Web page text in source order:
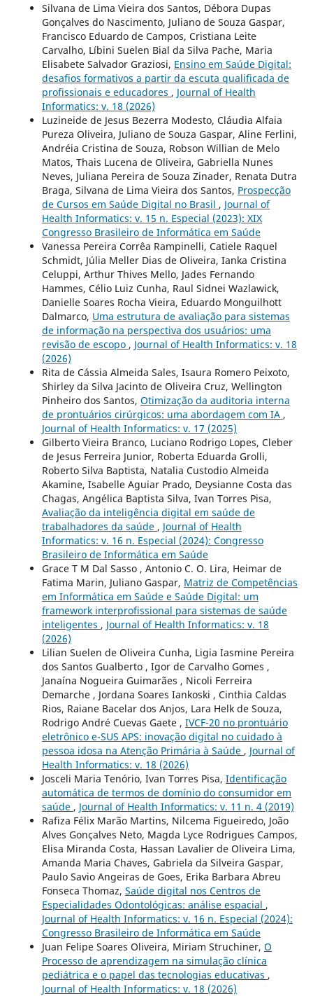
Silvana de Lima Vieira dos Santos, Débora Dupas
Gonçalves do Nascimento, Juliano de Souza Gaspar,
Francisco Eduardo de Campos, Cristiana Leite
Carvalho, Líbini Suelen Bial da Silva Pache, Maria
Elisabete Salvador Graziosi, Ensino em Saúde Digital:
desafios formativos a partir da escuta qualificada de
profissionais e educadores , Journal of Health
Informatics: v. 18 (2026)
Luzineide de Jesus Bezerra Modesto, Cláudia Alfaia
Pureza Oliveira, Juliano de Souza Gaspar, Aline Ferlini,
Andréia Cristina de Souza, Robson Willian de Melo
Matos, Thais Lucena de Oliveira, Gabriella Nunes
Neves, Juliana Pereira de Souza Zinader, Renata Dutra
Braga, Silvana de Lima Vieira dos Santos, Prospecção
de Cursos em Saúde Digital no Brasil , Journal of
Health Informatics: v. 15 n. Especial (2023): XIX
Congresso Brasileiro de Informática em Saúde
Vanessa Pereira Corrêa Rampinelli, Catiele Raquel
Schmidt, Júlia Meller Dias de Oliveira, Ianka Cristina
Celuppi, Arthur Thives Mello, Jades Fernando
Hammes, Célio Luiz Cunha, Raul Sidnei Wazlawick,
Danielle Soares Rocha Vieira, Eduardo Monguilhott
Dalmarco, Uma estrutura de avaliação para sistemas
de informação na perspectiva dos usuários: uma
revisão de escopo , Journal of Health Informatics: v. 18
(2026)
Rita de Cássia Almeida Sales, Isaura Romero Peixoto,
Shirley da Silva Jacinto de Oliveira Cruz, Wellington
Pinheiro dos Santos, Otimização da auditoria interna
de prontuários cirúrgicos: uma abordagem com IA ,
Journal of Health Informatics: v. 17 (2025)
Gilberto Vieira Branco, Luciano Rodrigo Lopes, Cleber
de Jesus Ferreira Junior, Roberta Eduarda Grolli,
Roberto Silva Baptista, Natalia Custodio Almeida
Akamine, Isabelle Aguiar Prado, Deysianne Costa das
Chagas, Angélica Baptista Silva, Ivan Torres Pisa,
Avaliação da inteligência digital em saúde de
trabalhadores da saúde , Journal of Health
Informatics: v. 16 n. Especial (2024): Congresso
Brasileiro de Informática em Saúde
Grace T M Dal Sasso , Antonio C. O. Lira, Heimar de
Fatima Marin, Juliano Gaspar, Matriz de Competências
em Informática em Saúde e Saúde Digital: um
framework interprofissional para sistemas de saúde
inteligentes , Journal of Health Informatics: v. 18
(2026)
Lilian Suelen de Oliveira Cunha, Ligia Iasmine Pereira
dos Santos Gualberto , Igor de Carvalho Gomes ,
Janaína Nogueira Guimarães , Nicoli Ferreira
Demarche , Jordana Soares Iankoski , Cinthia Caldas
Rios, Raiane Bacelar dos Anjos, Lara Helk de Souza,
Rodrigo André Cuevas Gaete , IVCF-20 no prontuário
eletrônico e-SUS APS: inovação digital no cuidado à
pessoa idosa na Atenção Primária à Saúde , Journal of
Health Informatics: v. 18 (2026)
Josceli Maria Tenório, Ivan Torres Pisa, Identificação
automática de termos de domínio do consumidor em
saúde , Journal of Health Informatics: v. 11 n. 4 (2019)
Rafiza Félix Marão Martins, Nilcema Figueiredo, João
Alves Gonçalves Neto, Magda Lyce Rodrigues Campos,
Elisa Miranda Costa, Hassan Lavalier de Oliveira Lima,
Amanda Maria Chaves, Gabriela da Silveira Gaspar,
Paulo Savio Angeiras de Goes, Erika Barbara Abreu
Fonseca Thomaz, Saúde digital nos Centros de
Especialidades Odontológicas: análise espacial ,
Journal of Health Informatics: v. 16 n. Especial (2024):
Congresso Brasileiro de Informática em Saúde
Juan Felipe Soares Oliveira, Miriam Struchiner, O
Processo de aprendizagem na simulação clínica
pediátrica e o papel das tecnologias educativas ,
Journal of Health Informatics: v. 18 (2026)